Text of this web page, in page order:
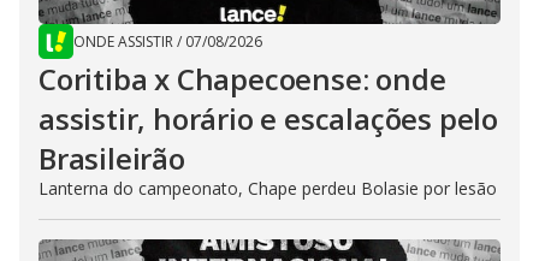
ONDE ASSISTIR/ 07/08/2026
Coritiba x Chapecoense: onde
assistir, horário e escalações pelo
Brasileirão
Lanterna do campeonato, Chape perdeu Bolasie por lesão